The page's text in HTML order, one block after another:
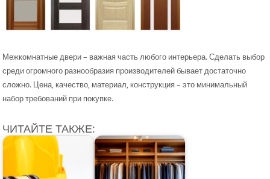
Межкомнатные двери – важная часть любого интерьера. Сделать выбор
среди огромного разнообразия производителей бывает достаточно
сложно. Цена, качество, материал, конструкция – это минимальный
набор требований при покупке.
ЧИТАЙТЕ ТАКЖЕ: